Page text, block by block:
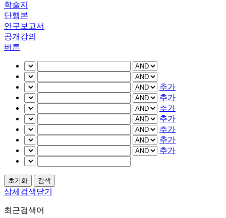
학술지
단행본
연구보고서
공개강의
버튼
추가
추가
추가
추가
추가
추가
추가
상세검색닫기
최근검색어